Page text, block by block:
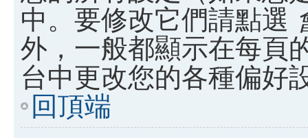
中。要修改它們請點選
外，一般都顯示在每頁
台中更改您的各種偏好
回頂端